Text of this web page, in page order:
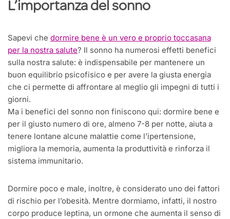
L’importanza del sonno
Sapevi che dormire bene è un vero e proprio toccasana
per la nostra salute? Il sonno ha numerosi effetti benefici
sulla nostra salute: è indispensabile per mantenere un
buon equilibrio psicofisico e per avere la giusta energia
che ci permette di affrontare al meglio gli impegni di tutti i
giorni.
Ma i benefici del sonno non finiscono qui: dormire bene e
per il giusto numero di ore, almeno 7-8 per notte, aiuta a
tenere lontane alcune malattie come l’ipertensione,
migliora la memoria, aumenta la produttività e rinforza il
sistema immunitario.
Dormire poco e male, inoltre, è considerato uno dei fattori
di rischio per l’obesità. Mentre dormiamo, infatti, il nostro
corpo produce leptina, un ormone che aumenta il senso di